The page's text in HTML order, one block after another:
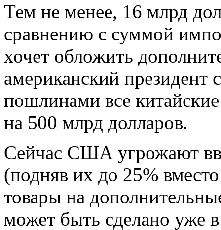
Тем не менее, 16 млрд
сравнению с суммой
хочет обложить
американский президент
пошлинами все
на 500 млрд долларов.
Сейчас США угрожают
(подняв их до 25%
товары на
может быть сделано уже